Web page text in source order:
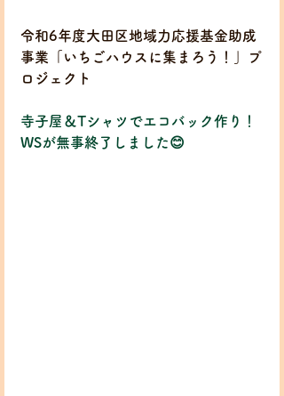
令和6年度大田区地域力応援基金助成
事業「いちごハウスに集まろう！」プ
ロジェクト
寺子屋＆Tシャツでエコバック作り！
WSが無事終了しました😊